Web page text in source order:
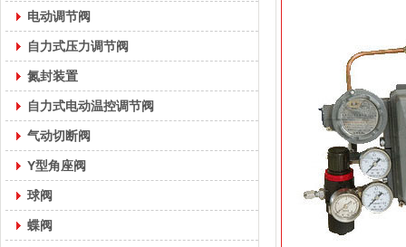
电动调节阀
自力式压力调节阀
氮封装置
自力式电动温控调节阀
气动切断阀
Y型角座阀
球阀
蝶阀